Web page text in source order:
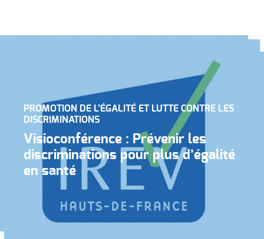
PROMOTION DE L’ÉGALITÉ ET LUTTE CONTRE LES
DISCRIMINATIONS
Visioconférence : Prévenir les
discriminations pour plus d’égalité
en santé